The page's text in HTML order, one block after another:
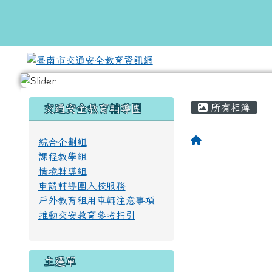
左邊區域內容
交通安全教育輔導團
綜合企劃組
課程教學組
情境輔導組
申請輔導團入校服務
戶外教育租用車輛注意事項
推動交安教育參考指引
主選單
主內容區
所有相簿
回首頁
頁尾區域